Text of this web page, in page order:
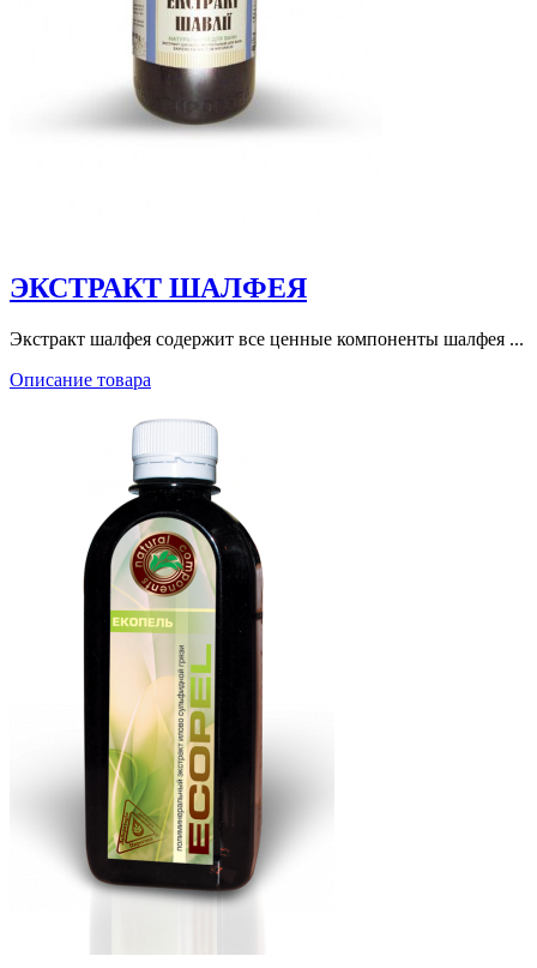
ЭКСТРАКТ ШАЛФЕЯ
Экстракт шалфея содержит все ценные компоненты шалфея ...
Описание товара